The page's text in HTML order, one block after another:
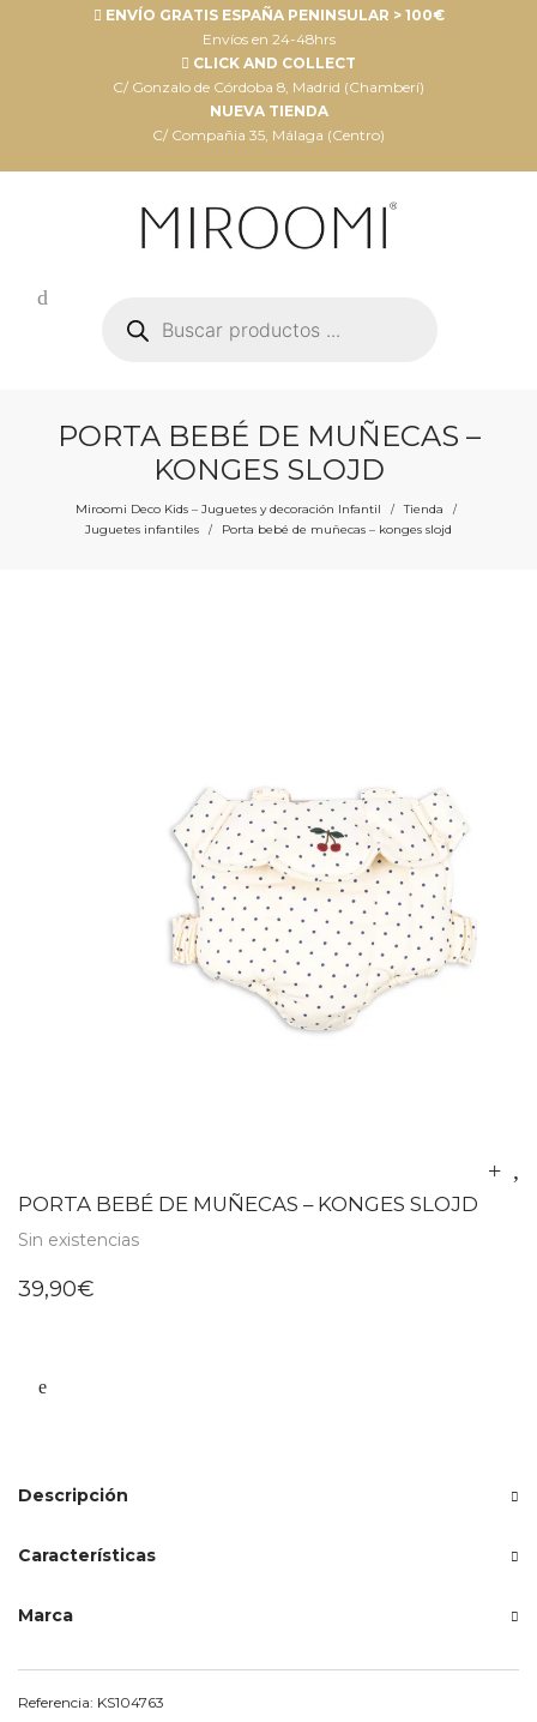
ENVÍO GRATIS ESPAÑA PENINSULAR > 100€
Envíos en 24-48hrs
CLICK AND COLLECT
C/ Gonzalo de Córdoba 8, Madrid (Chamberí)
NUEVA TIENDA
C/ Compañia 35, Málaga (Centro)
productos
PORTA BEBÉ DE MUÑECAS –
KONGES SLOJD
Miroomi Deco Kids – Juguetes y decoración Infantil / Tienda /
Juguetes infantiles / Porta bebé de muñecas – konges slojd
PORTA BEBÉ DE MUÑECAS – KONGES SLOJD
Sin existencias
39,90€
Descripción
Características
Marca
Referencia: KS104763